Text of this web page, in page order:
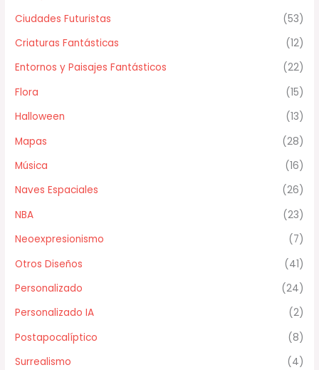
Ciudades Futuristas
(53)
Criaturas Fantásticas
(12)
Entornos y Paisajes Fantásticos
(22)
Flora
(15)
Halloween
(13)
Mapas
(28)
Música
(16)
Naves Espaciales
(26)
NBA
(23)
Neoexpresionismo
(7)
Otros Diseños
(41)
Personalizado
(24)
Personalizado IA
(2)
Postapocalíptico
(8)
Surrealismo
(4)